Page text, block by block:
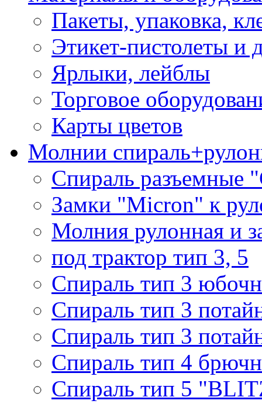
Пакеты, упаковка,
Этикет-пистолеты и
Ярлыки, лейблы
Торговое
Карты цветов
Молнии
Спираль разъемные
Замки "Micron" к
Молния рулонная и
под трактор тип 3, 5
Спираль тип 3
Спираль тип 3
Спираль тип 3
Спираль тип 4
Спираль тип 5